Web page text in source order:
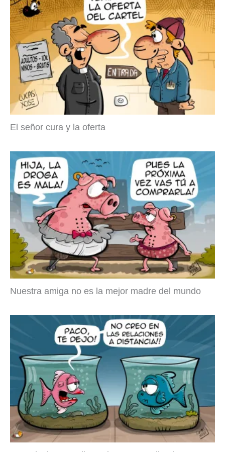
El señor cura y la oferta
Nuestra amiga no es la mejor madre del mundo